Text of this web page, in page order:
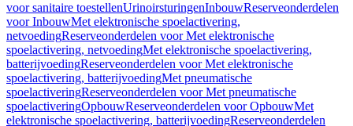
voor sanitaire toestellenUrinoirsturingenInbouwReserveonderdelen
voor InbouwMet elektronische spoelactivering,
netvoedingReserveonderdelen voor Met elektronische
spoelactivering, netvoedingMet elektronische spoelactivering,
batterijvoedingReserveonderdelen voor Met elektronische
spoelactivering, batterijvoedingMet pneumatische
spoelactiveringReserveonderdelen voor Met pneumatische
spoelactiveringOpbouwReserveonderdelen voor OpbouwMet
elektronische spoelactivering, batterijvoedingReserveonderdelen